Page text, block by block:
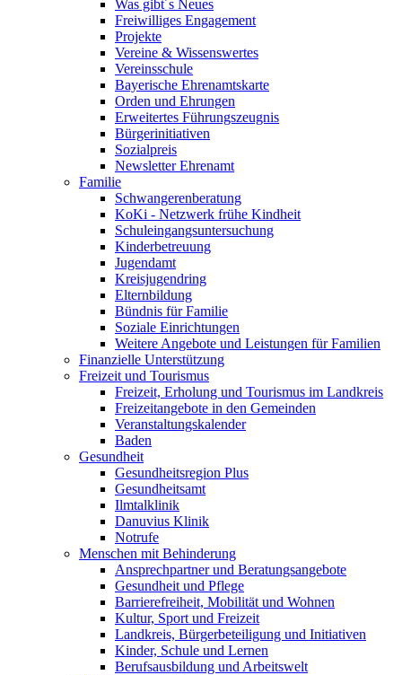
Was gibt´s Neues
Freiwilliges Engagement
Projekte
Vereine & Wissenswertes
Vereinsschule
Bayerische Ehrenamtskarte
Orden und Ehrungen
Erweitertes Führungszeugnis
Bürgerinitiativen
Sozialpreis
Newsletter Ehrenamt
Familie
Schwangerenberatung
KoKi - Netzwerk frühe Kindheit
Schuleingangsuntersuchung
Kinderbetreuung
Jugendamt
Kreisjugendring
Elternbildung
Bündnis für Familie
Soziale Einrichtungen
Weitere Angebote und Leistungen für Familien
Finanzielle Unterstützung
Freizeit und Tourismus
Freizeit, Erholung und Tourismus im Landkreis
Freizeitangebote in den Gemeinden
Veranstaltungskalender
Baden
Gesundheit
Gesundheitsregion Plus
Gesundheitsamt
Ilmtalklinik
Danuvius Klinik
Notrufe
Menschen mit Behinderung
Ansprechpartner und Beratungsangebote
Gesundheit und Pflege
Barrierefreiheit, Mobilität und Wohnen
Kultur, Sport und Freizeit
Landkreis, Bürgerbeteiligung und Initiativen
Kinder, Schule und Lernen
Berufsausbildung und Arbeitswelt